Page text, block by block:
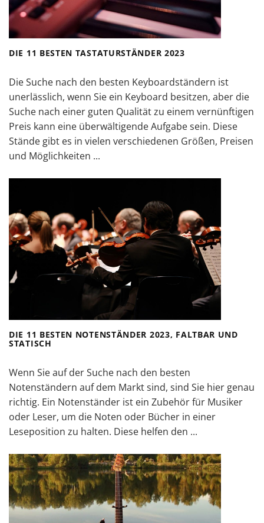
DIE 11 BESTEN TASTATURSTÄNDER 2023
Die Suche nach den besten Keyboardständern ist
unerlässlich, wenn Sie ein Keyboard besitzen, aber die
Suche nach einer guten Qualität zu einem vernünftigen
Preis kann eine überwältigende Aufgabe sein. Diese
Stände gibt es in vielen verschiedenen Größen, Preisen
und Möglichkeiten ...
DIE 11 BESTEN NOTENSTÄNDER 2023, FALTBAR UND
STATISCH
Wenn Sie auf der Suche nach den besten
Notenständern auf dem Markt sind, sind Sie hier genau
richtig. Ein Notenständer ist ein Zubehör für Musiker
oder Leser, um die Noten oder Bücher in einer
Leseposition zu halten. Diese helfen den ...